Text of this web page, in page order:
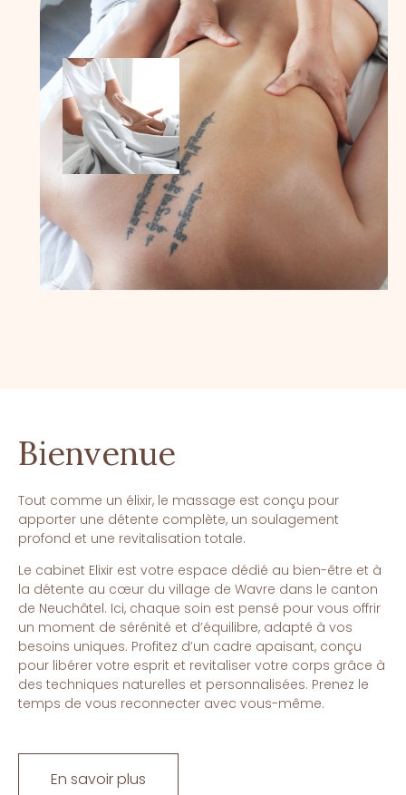
Bienvenue
Tout comme un élixir, le massage est conçu pour
apporter une détente complète, un soulagement
profond et une revitalisation totale.
Le cabinet Elixir est votre espace dédié au bien-être et à
la détente au cœur du village de Wavre dans le canton
de Neuchâtel. Ici, chaque soin est pensé pour vous offrir
un moment de sérénité et d’équilibre, adapté à vos
besoins uniques. Profitez d’un cadre apaisant, conçu
pour libérer votre esprit et revitaliser votre corps grâce à
des techniques naturelles et personnalisées. Prenez le
temps de vous reconnecter avec vous-même.
En savoir plus